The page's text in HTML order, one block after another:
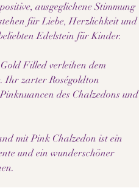
ausgeglichene Stimmung
für Liebe, Herzlichkeit und
Edelstein für Kinder.
Filled verleihen dem
Ihr zarter Roségoldton
des Chalzedons und
mit Pink Chalzedon ist ein
und ein wunderschöner